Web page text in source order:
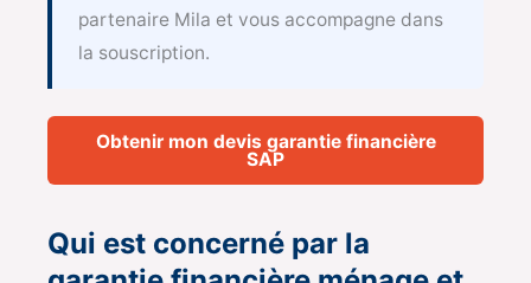
partenaire Mila et vous accompagne dans
la souscription.
Obtenir mon devis garantie financière
SAP
Qui est concerné par la